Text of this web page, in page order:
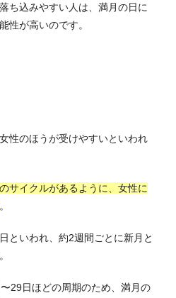
ち込みやすい人は、満月の日に
性が高いのです。
性のほうが受けやすいといわれ
サイクルがあるように、女性に
。
といわれ、約2週間ごとに新月と
29日ほどの周期のため、満月の